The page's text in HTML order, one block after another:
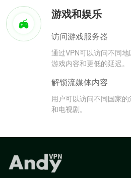
游戏和娱乐
访问游戏服务器
通过VPN可以访问不同
游戏内容和更低的延迟。
解锁流媒体内容
用户可以访问不同国家
和电视剧。